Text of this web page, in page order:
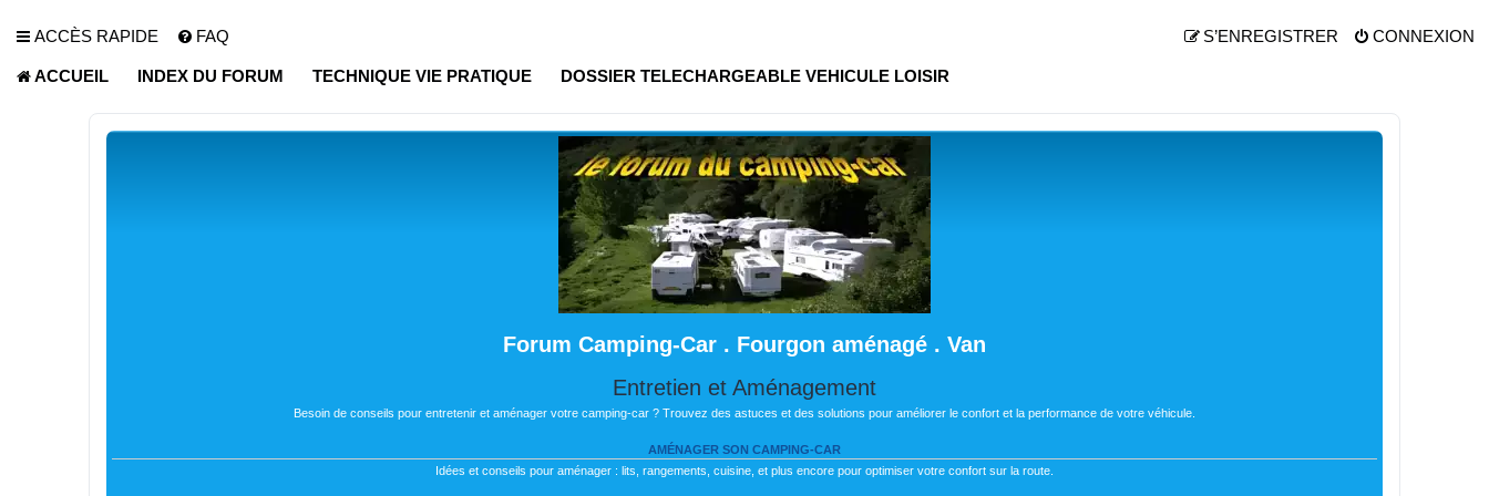
ACCÈS RAPIDE FAQ CONNEXION
S’ENREGISTRER
ACCUEIL INDEX DU FORUM TECHNIQUE VIE PRATIQUE DOSSIER TELECHARGEABLE VEHICULE LOISIR
Forum Camping-Car . Fourgon aménagé . Van
Entretien et Aménagement
Besoin de conseils pour entretenir et aménager votre camping-car ? Trouvez des astuces et des solutions pour améliorer le confort et la performance de votre véhicule.
AMÉNAGER SON CAMPING-CAR
Idées et conseils pour aménager : lits, rangements, cuisine, et plus encore pour optimiser votre confort sur la route.